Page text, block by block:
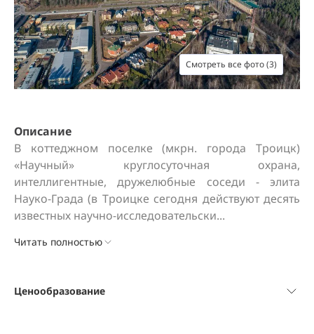
Смотреть все фото (3)
Описание
В коттеджном поселке (мкрн. города Троицк)
«Научный» круглосуточная охрана,
интеллигентные, дружелюбные соседи - элита
Науко-Града (в Троицке сегодня действуют десять
известных научно-исследовательски...
Читать полностью
Ценообразование